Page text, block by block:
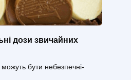
дози звичайних
можуть бути небезпечні-